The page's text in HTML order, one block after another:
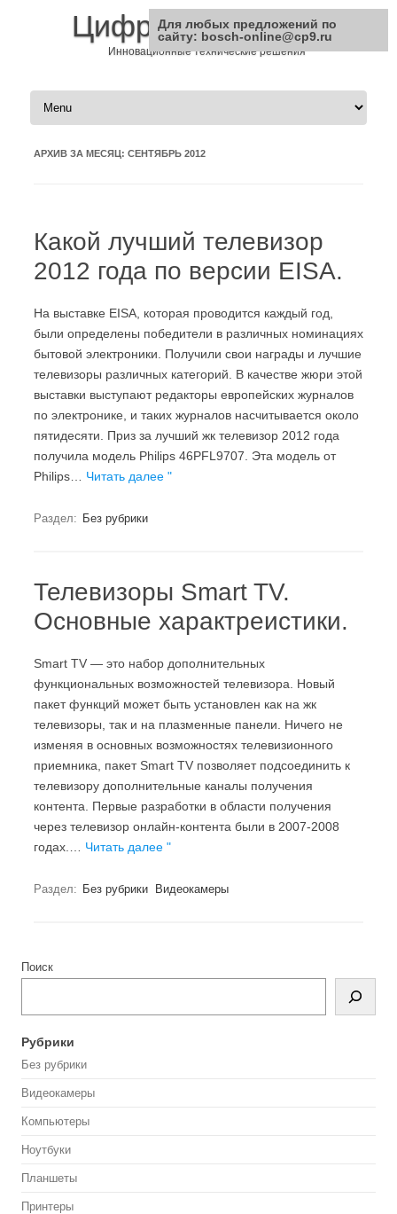
Цифровая Техника
Инновационные технические решения
Перейти к содержимому
АРХИВ ЗА МЕСЯЦ: СЕНТЯБРЬ 2012
Какой лучший телевизор
2012 года по версии EISA.
На выставке EISA, которая проводится каждый год,
были определены победители в различных номинациях
бытовой электроники. Получили свои награды и лучшие
телевизоры различных категорий. В качестве жюри этой
выставки выступают редакторы европейских журналов
по электронике, и таких журналов насчитывается около
пятидесяти. Приз за лучший жк телевизор 2012 года
получила модель Philips 46PFL9707. Эта модель от
Philips… Читать далее "
Раздел: Без рубрики
Телевизоры Smart TV.
Основные характреистики.
Smart TV — это набор дополнительных
функциональных возможностей телевизора. Новый
пакет функций может быть установлен как на жк
телевизоры, так и на плазменные панели. Ничего не
изменяя в основных возможностях телевизионного
приемника, пакет Smart TV позволяет подсоединить к
телевизору дополнительные каналы получения
контента. Первые разработки в области получения
через телевизор онлайн-контента были в 2007-2008
годах.… Читать далее "
Раздел: Без рубрики Видеокамеры
Поиск
Рубрики
Без рубрики
Видеокамеры
Компьютеры
Ноутбуки
Планшеты
Принтеры
Для любых предложений по
сайту: bosch-online@cp9.ru